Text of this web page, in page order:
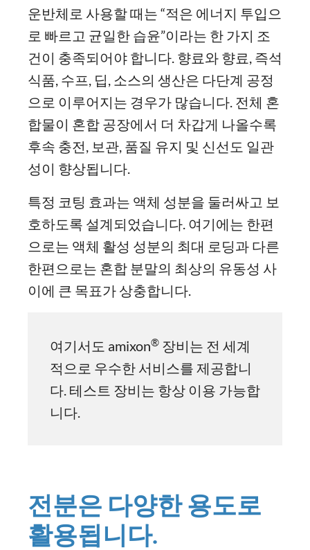
운반체로 사용할 때는 “적은 에너지 투입으
로 빠르고 균일한 습윤”이라는 한 가지 조
건이 충족되어야 합니다. 향료와 향료, 즉석
식품, 수프, 딥, 소스의 생산은 다단계 공정
으로 이루어지는 경우가 많습니다. 전체 혼
합물이 혼합 공장에서 더 차갑게 나올수록
후속 충전, 보관, 품질 유지 및 신선도 일관
성이 향상됩니다.
특정 코팅 효과는 액체 성분을 둘러싸고 보
호하도록 설계되었습니다. 여기에는 한편
으로는 액체 활성 성분의 최대 로딩과 다른
한편으로는 혼합 분말의 최상의 유동성 사
이에 큰 목표가 상충합니다.
여기서도 amixon® 장비는 전 세계
적으로 우수한 서비스를 제공합니
다. 테스트 장비는 항상 이용 가능합
니다.
전분은 다양한 용도로
활용됩니다.